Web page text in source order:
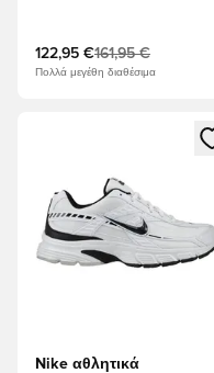
122,95 €161,95 €
Πολλά μεγέθη διαθέσιμα
Ανοίγει ένα Modal για
Nike αθλητικά